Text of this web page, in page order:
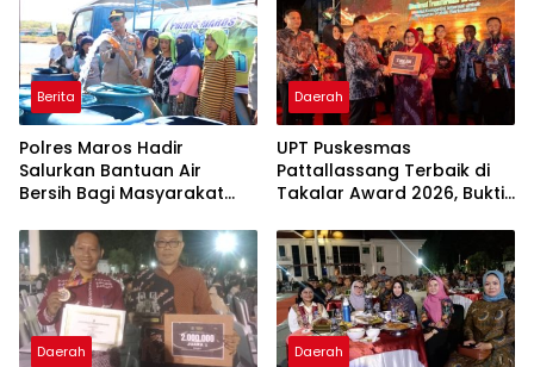
Berita
Polres Maros Hadir
Salurkan Bantuan Air
Bersih Bagi Masyarakat
Di Maros
Daerah
UPT Puskesmas
Pattallassang Terbaik di
Takalar Award 2026, Bukti
Pelayanan Kesehatan
Berkualitas
Daerah Daerah